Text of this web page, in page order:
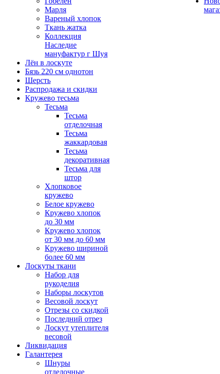
Марля
Вареный хлопок
Ткань жатка
Коллекция
Наследие
мануфактур г Шуя
Лён в лоскуте
Бязь 220 см однотон
Шерсть
Распродажа и скидки
Кружево тесьма
Тесьма
Тесьма
отделочная
Тесьма
жаккардовая
Тесьма
декоративная
Тесьма для
штор
Хлопковое
кружево
Белое кружево
Кружево хлопок
до 30 мм
Кружево хлопок
от 30 мм до 60 мм
Кружево шириной
более 60 мм
Лоскуты ткани
Набор для
рукоделия
Наборы лоскутов
Весовой лоскут
Отрезы со скидкой
Последний отрез
Лоскут утеплителя
весовой
Ликвидация
Галантерея
Шнуры
отделочные